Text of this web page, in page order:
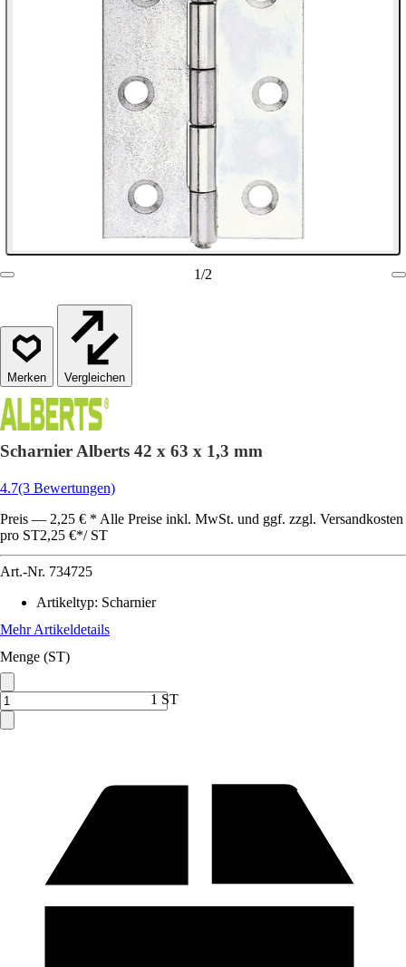
1/2
Vergleichen
Scharnier Alberts 42 x 63 x 1,3 mm
4.7(3 Bewertungen)
Preis — 2,25 € * Alle Preise inkl. MwSt. und ggf. zzgl. Versandkosten
pro ST2,25 €*/ ST
Art.-Nr. 734725
Artikeltyp: Scharnier
Mehr Artikeldetails
Menge (ST)
1 ST